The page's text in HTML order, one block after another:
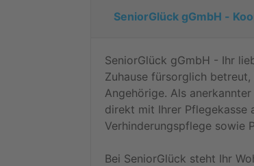
SeniorGlück gGmbH -
SeniorGlück gGmbH - Ihr
Zuhause fürsorglich
Angehörige. Als
direkt mit Ihrer Pflegekasse
Verhinderungspflege sowie
Bei SeniorGlück steht Ihr